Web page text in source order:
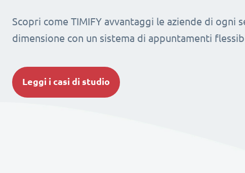
Scopri come TIMIFY avvantaggi le aziende di ogni
dimensione con un sistema di appuntamenti
Leggi i casi di studio